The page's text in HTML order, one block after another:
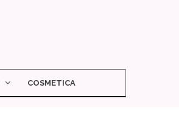
COSMETICA